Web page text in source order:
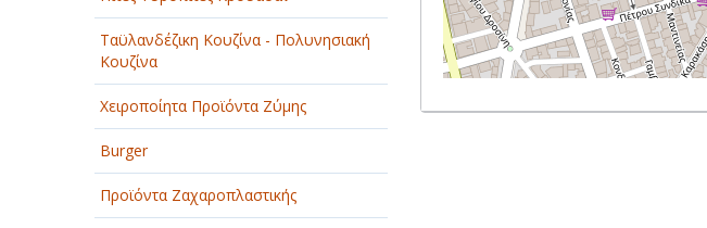
Ταϋλανδέζικη Κουζίνα - Πολυνησιακή
Κουζίνα
Χειροποίητα Προϊόντα Ζύμης
Burger
Προϊόντα Ζαχαροπλαστικής